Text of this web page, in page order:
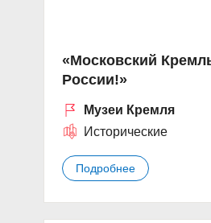
«Московский
России!»
Музеи Кремля
Исторические
Подробнее